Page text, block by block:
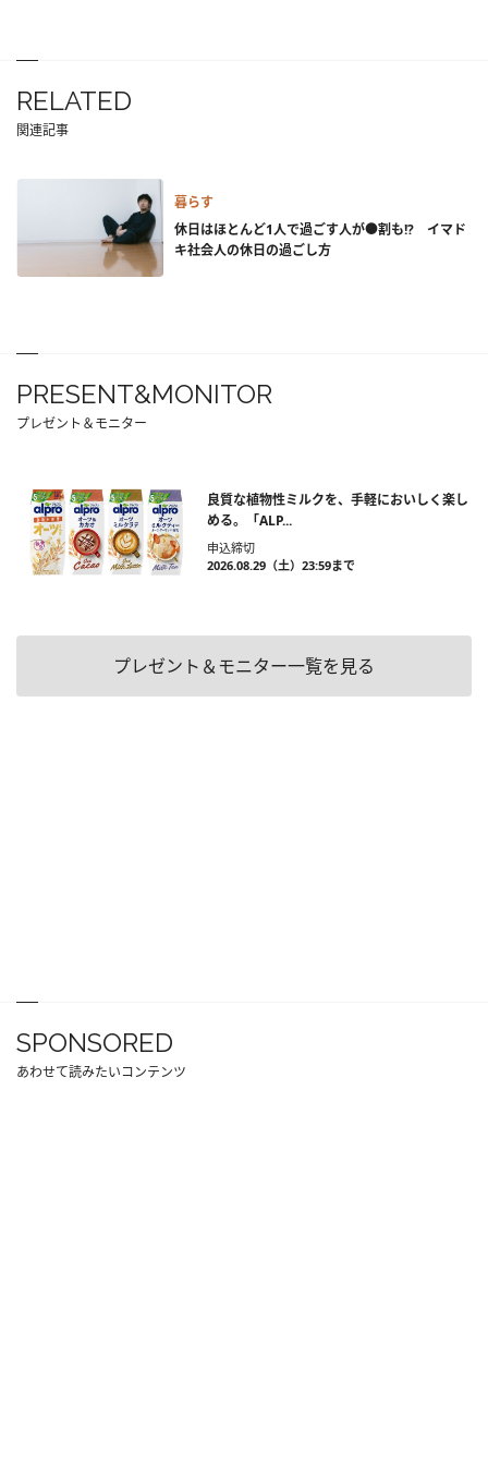
RELATED
関連記事
暮らす
休日はほとんど1人で過ごす人が●割も!? イマド
キ社会人の休日の過ごし方
PRESENT&MONITOR
プレゼント＆モニター
良質な植物性ミルクを、手軽においしく楽し
める。「ALP...
申込締切
2026.08.29（土）23:59まで
プレゼント＆モニター一覧を見る
SPONSORED
あわせて読みたいコンテンツ